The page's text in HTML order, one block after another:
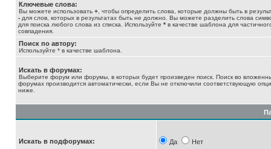
Ключевые слова:
Вы можете использовать + , чтобы определить слова, которые должны быть в
- для слов, которых в результатах быть не должно. Вы можете разделить слова
для поиска любого слова из списка. Используйте * в качестве шаблона для
совпадения.
Поиск по автору:
Используйте * в качестве шаблона.
Искать в форумах:
Выберите форум или форумы, в которых будет произведен поиск. Поиск во
форумах производится автоматически, если Вы не отключили соответствующую
ниже.
Искать в подфорумах: Да Нет